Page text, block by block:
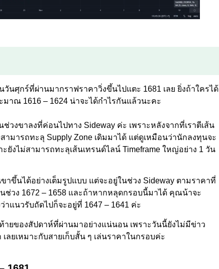
นศุกร์ที่ผ่านมากราฟราคาวิ่งขึ้นไปแตะ 1681 เลย ยิ่งถ้าใครได้
าณ 1616 – 1624 น่าจะได้กำไรกันแล้วนะคะ
งขาลงที่ค่อนไปทาง Sideway ค่ะ เพราะหลังจากที่เราตีเส้น
มารถทะลุ Supply Zone เดิมมาได้ แต่ดูเหมือนว่านักลงทุนจะ
ะยังไม่สามารถทะลุเส้นเทรนด์ไลน์ Timeframe ใหญ่อย่าง 1 วัน
าขึ้นได้อย่างเต็มรูปแบบ แต่จะอยู่ในช่วง Sideway ตามราคาที่
วง 1672 – 1658 และถ้าหากหลุดกรอบนี้มาได้ คุณน้าจะ
แนวรับถัดไปก็จะอยู่ที่ 1647 – 1641 ค่ะ
ยของสัปดาห์ที่ผ่านมาอย่างแน่นอน เพราะวันนี้ยังไม่มีข่าว
ยเหมาะกับสายเก็บสั้น ๆ เล่นราคาในกรอบค่ะ